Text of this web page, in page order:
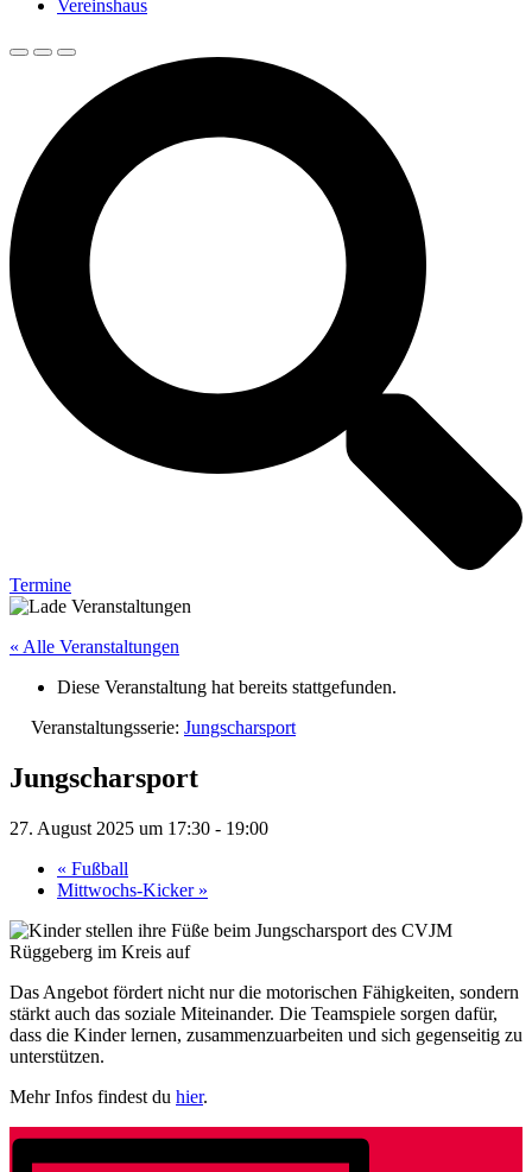
Vereinshaus
Termine
« Alle Veranstaltungen
Diese Veranstaltung hat bereits stattgefunden.
Veranstaltungsserie: Jungscharsport
Jungscharsport
27. August 2025 um 17:30 - 19:00
« Fußball
Mittwochs-Kicker »
Das Angebot fördert nicht nur die motorischen Fähigkeiten, sondern
stärkt auch das soziale Miteinander. Die Teamspiele sorgen dafür,
dass die Kinder lernen, zusammenzuarbeiten und sich gegenseitig zu
unterstützen.
Mehr Infos findest du hier.